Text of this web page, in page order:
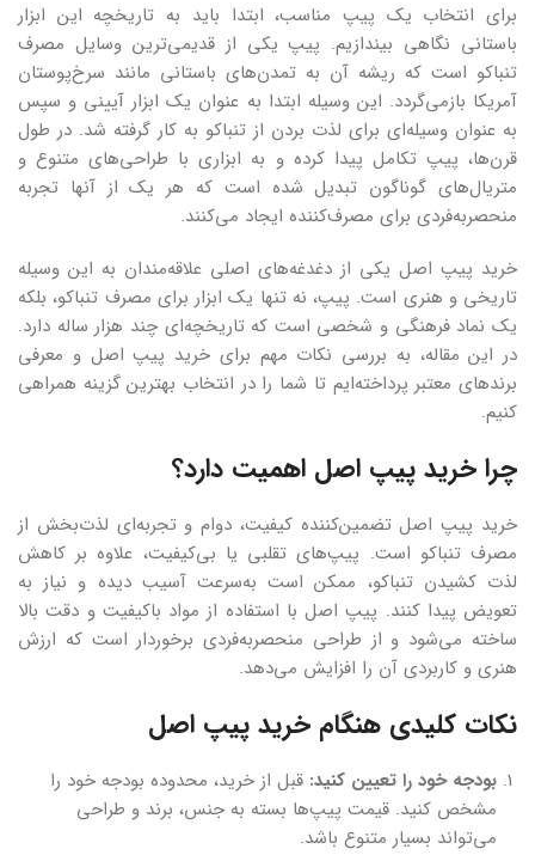
برای انتخاب یک پیپ مناسب، ابتدا باید به تاریخچه این ابزار
باستانی نگاهی بیندازیم. پیپ یکی از قدیمی‌ترین وسایل مصرف
تنباکو است که ریشه آن به تمدن‌های باستانی مانند سرخ‌پوستان
آمریکا بازمی‌گردد. این وسیله ابتدا به عنوان یک ابزار آیینی و سپس
به عنوان وسیله‌ای برای لذت بردن از تنباکو به کار گرفته شد. در طول
قرن‌ها، پیپ تکامل پیدا کرده و به ابزاری با طراحی‌های متنوع و
متریال‌های گوناگون تبدیل شده است که هر یک از آنها تجربه
منحصربه‌فردی برای مصرف‌کننده ایجاد می‌کنند.
خرید پیپ اصل یکی از دغدغه‌های اصلی علاقه‌مندان به این وسیله
تاریخی و هنری است. پیپ، نه تنها یک ابزار برای مصرف تنباکو، بلکه
یک نماد فرهنگی و شخصی است که تاریخچه‌ای چند هزار ساله دارد.
در این مقاله، به بررسی نکات مهم برای خرید پیپ اصل و معرفی
برندهای معتبر پرداخته‌ایم تا شما را در انتخاب بهترین گزینه همراهی
کنیم.
چرا خرید پیپ اصل اهمیت دارد؟
خرید پیپ اصل تضمین‌کننده کیفیت، دوام و تجربه‌ای لذت‌بخش از
مصرف تنباکو است. پیپ‌های تقلبی یا بی‌کیفیت، علاوه بر کاهش
لذت کشیدن تنباکو، ممکن است به‌سرعت آسیب دیده و نیاز به
تعویض پیدا کنند. پیپ اصل با استفاده از مواد باکیفیت و دقت بالا
ساخته می‌شود و از طراحی منحصربه‌فردی برخوردار است که ارزش
هنری و کاربردی آن را افزایش می‌دهد.
نکات کلیدی هنگام خرید پیپ اصل
بودجه خود را تعیین کنید: قبل از خرید، محدوده بودجه خود را
مشخص کنید. قیمت پیپ‌ها بسته به جنس، برند و طراحی
می‌تواند بسیار متنوع باشد.